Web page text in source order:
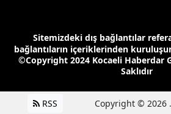
Sitemizdeki dış bağlantılar
bağlantıların içeriklerinden
©Copyright 2024 Kocaeli Haberdar
Saklıdır
RSS Copyright © 2026 .